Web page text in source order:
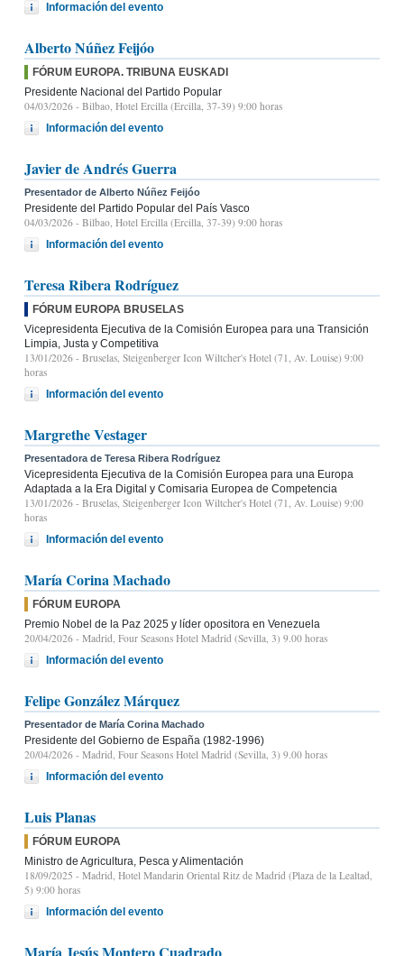
Información del evento
Alberto Núñez Feijóo
FÓRUM EUROPA. TRIBUNA EUSKADI
Presidente Nacional del Partido Popular
04/03/2026 - Bilbao, Hotel Ercilla (Ercilla, 37-39) 9:00 horas
Información del evento
Javier de Andrés Guerra
Presentador de Alberto Núñez Feijóo
Presidente del Partido Popular del País Vasco
04/03/2026 - Bilbao, Hotel Ercilla (Ercilla, 37-39) 9:00 horas
Información del evento
Teresa Ribera Rodríguez
FÓRUM EUROPA BRUSELAS
Vicepresidenta Ejecutiva de la Comisión Europea para una Transición
Limpia, Justa y Competitiva
13/01/2026 - Bruselas, Steigenberger Icon Wiltcher's Hotel (71, Av. Louise) 9:00
horas
Información del evento
Margrethe Vestager
Presentadora de Teresa Ribera Rodríguez
Vicepresidenta Ejecutiva de la Comisión Europea para una Europa
Adaptada a la Era Digital y Comisaria Europea de Competencia
13/01/2026 - Bruselas, Steigenberger Icon Wiltcher's Hotel (71, Av. Louise) 9:00
horas
Información del evento
María Corina Machado
FÓRUM EUROPA
Premio Nobel de la Paz 2025 y líder opositora en Venezuela
20/04/2026 - Madrid, Four Seasons Hotel Madrid (Sevilla, 3) 9.00 horas
Información del evento
Felipe González Márquez
Presentador de María Corina Machado
Presidente del Gobierno de España (1982-1996)
20/04/2026 - Madrid, Four Seasons Hotel Madrid (Sevilla, 3) 9.00 horas
Información del evento
Luis Planas
FÓRUM EUROPA
Ministro de Agricultura, Pesca y Alimentación
18/09/2025 - Madrid, Hotel Mandarin Oriental Ritz de Madrid (Plaza de la Lealtad,
5) 9:00 horas
Información del evento